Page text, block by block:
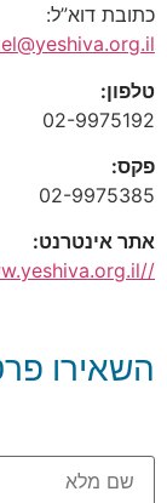
כתובת דוא”ל:
טלפון:
02-9975192
פקס:
02-9975385
אתר אינטרנט:
//www.yeshiva.org.il
השאירו